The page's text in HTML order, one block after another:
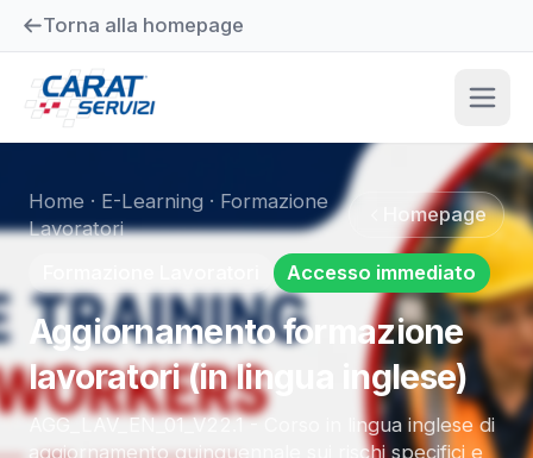
Torna alla homepage
Home · E-Learning · Formazione
Lavoratori
Homepage
Accesso immediato
Aggiornamento formazione
lavoratori (in lingua inglese)
AGG_LAV_EN_01_V22.1 - Corso in lingua inglese di
aggiornamento quinquennale sui rischi specifici e